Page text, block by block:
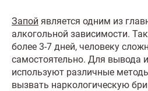
Запой является одним из
алкогольной зависимости.
более 3-7 дней, человеку
самостоятельно. Для вывода
используют различные
вызвать наркологическую